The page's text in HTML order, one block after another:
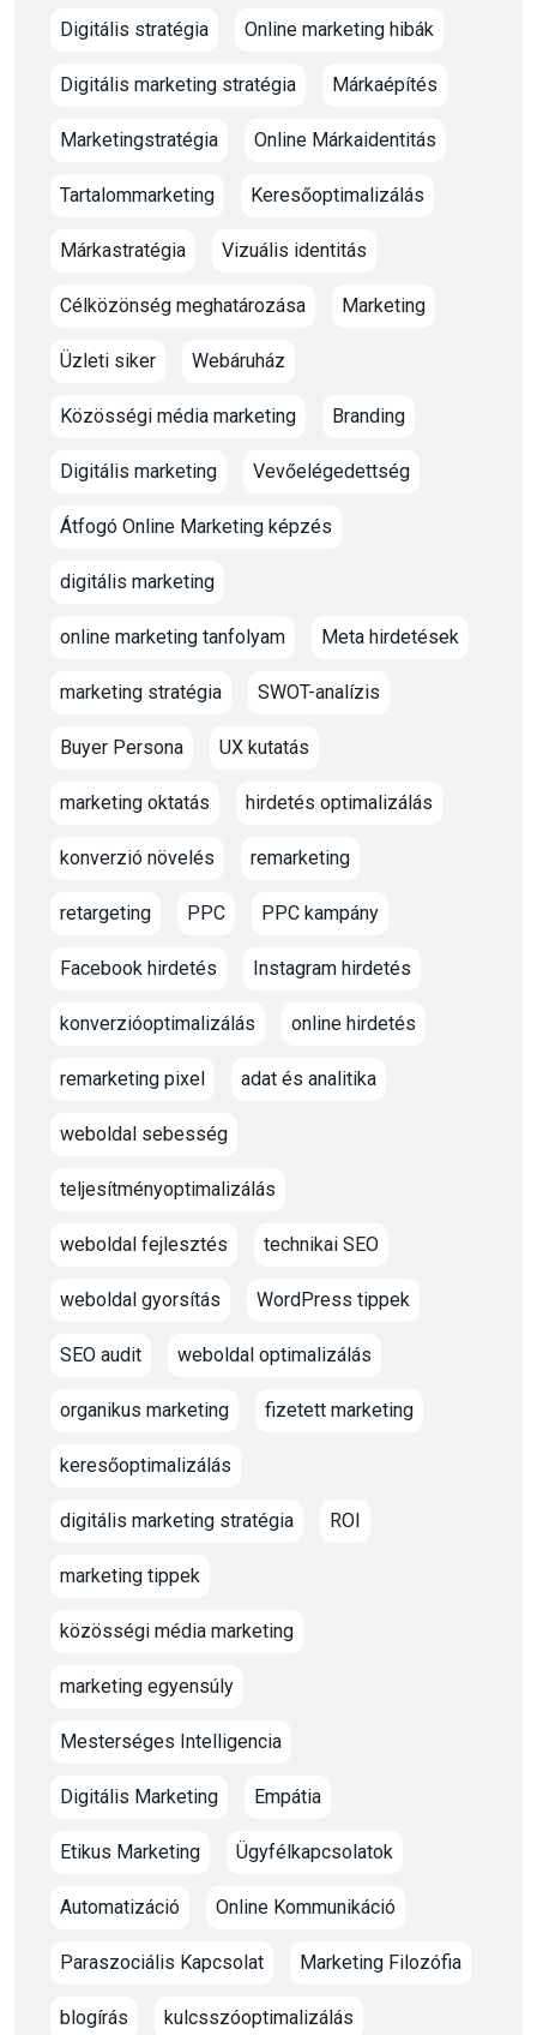
Digitális stratégia Online marketing hibák
Digitális marketing stratégia Márkaépítés
Marketingstratégia Online Márkaidentitás
Tartalommarketing Keresőoptimalizálás
Márkastratégia Vizuális identitás
Célközönség meghatározása Marketing
Üzleti siker Webáruház
Közösségi média marketing Branding
Digitális marketing Vevőelégedettség
Átfogó Online Marketing képzés
digitális marketing
online marketing tanfolyam Meta hirdetések
marketing stratégia SWOT-analízis
Buyer Persona UX kutatás
marketing oktatás hirdetés optimalizálás
konverzió növelés remarketing
retargeting PPC PPC kampány
Facebook hirdetés Instagram hirdetés
konverzióoptimalizálás online hirdetés
remarketing pixel adat és analitika
weboldal sebesség
teljesítményoptimalizálás
weboldal fejlesztés technikai SEO
weboldal gyorsítás WordPress tippek
SEO audit weboldal optimalizálás
organikus marketing fizetett marketing
keresőoptimalizálás
digitális marketing stratégia ROI
marketing tippek
közösségi média marketing
marketing egyensúly
Mesterséges Intelligencia
Digitális Marketing Empátia
Etikus Marketing Ügyfélkapcsolatok
Automatizáció Online Kommunikáció
Paraszociális Kapcsolat Marketing Filozófia
blogírás kulcsszóoptimalizálás